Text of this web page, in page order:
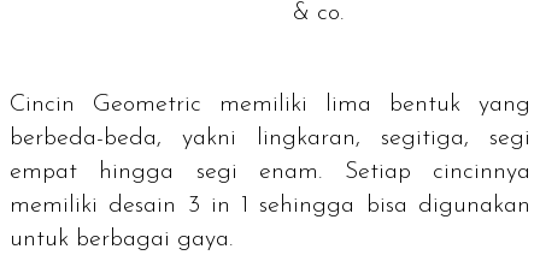
& co.
Cincin Geometric memiliki lima bentuk yang
berbeda-beda, yakni lingkaran, segitiga, segi
empat hingga segi enam. Setiap cincinnya
memiliki desain 3 in 1 sehingga bisa digunakan
untuk berbagai gaya.